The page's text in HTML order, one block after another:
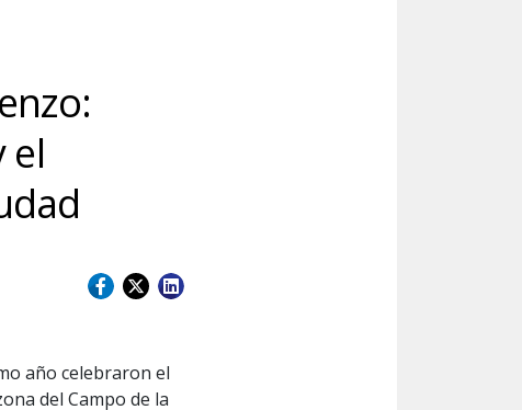
el
año celebraron el
del Campo de la